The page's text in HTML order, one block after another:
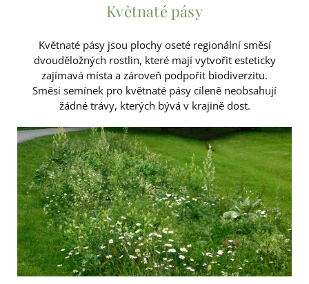
Květnaté pásy
Květnaté pásy jsou plochy oseté regionální směsí
dvouděložných rostlin, které mají vytvořit esteticky
zajímavá místa a zároveň podpořit biodiverzitu.
Směsi semínek pro květnaté pásy cíleně neobsahují
žádné trávy, kterých bývá v krajině dost.